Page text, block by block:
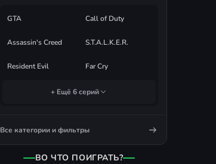
GTA Call of Duty
Assassin's Creed S.T.A.L.K.E.R.
Resident Evil Far Cry
+ Ещё 6 серий
Все категории и фильтры
ВО ЧТО ПОИГРАТЬ?